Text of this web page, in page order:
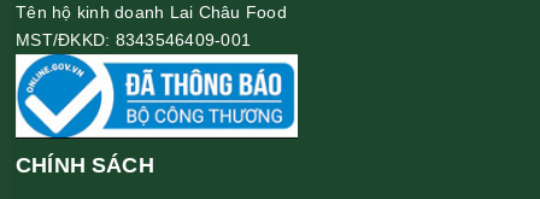
Tên hộ kinh doanh Lai Châu Food
MST/ĐKKD: 8343546409-001
CHÍNH SÁCH